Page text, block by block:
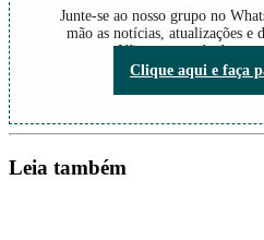
Junte-se ao nosso grupo no
mão as notícias, atualizações e
Não perca nada do que
Clique aqui e faça
Leia também